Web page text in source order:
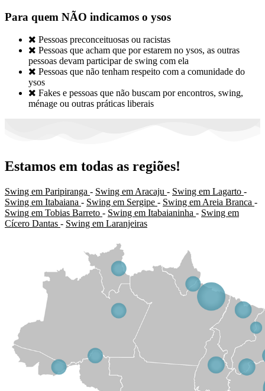
Para quem NÃO indicamos o ysos
 Pessoas preconceituosas ou racistas
 Pessoas que acham que por estarem no ysos, as outras
pessoas devam participar de swing com ela
 Pessoas que não tenham respeito com a comunidade do
ysos
 Fakes e pessoas que não buscam por encontros, swing,
ménage ou outras práticas liberais
Estamos em todas as regiões!
Swing em Paripiranga - Swing em Aracaju - Swing em Lagarto -
Swing em Itabaiana - Swing em Sergipe - Swing em Areia Branca -
Swing em Tobias Barreto - Swing em Itabaianinha - Swing em
Cícero Dantas - Swing em Laranjeiras